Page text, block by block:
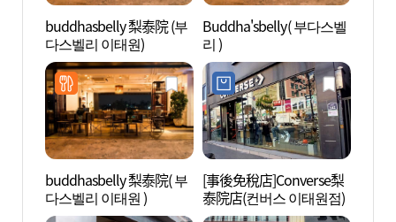
buddhasbelly 梨泰院 (부
다스벨리 이태원)
Buddha'sbelly( 부다스벨
리 )
buddhasbelly 梨泰院( 부
다스벨리 이태원 )
[事後免稅店]Converse梨
泰院店(컨버스 이태원점)